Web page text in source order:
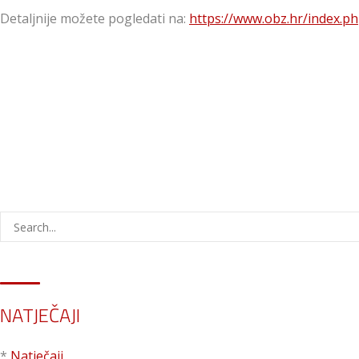
Detaljnije možete pogledati na: https://www.obz.hr/
NATJEČAJI